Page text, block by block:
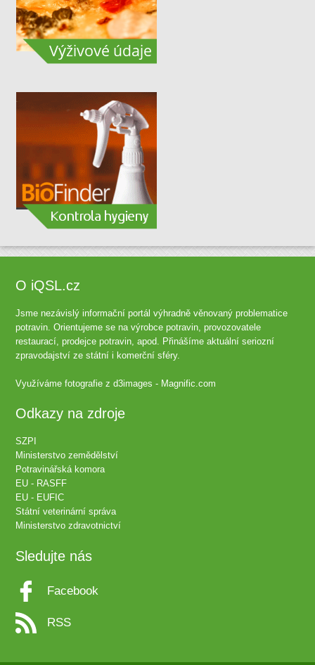
O iQSL.cz
Jsme nezávislý informační portál výhradně věnovaný problematice
potravin. Orientujeme se na výrobce potravin, provozovatele
restaurací, prodejce potravin, apod. Přinášíme aktuální seriozní
zpravodajství ze státní i komerční sféry.
Využíváme fotografie zd3images - Magnific.com
Odkazy na zdroje
SZPI
Ministerstvo zemědělství
Potravinářská komora
EU - RASFF
EU - EUFIC
Státní veterinární správa
Ministerstvo zdravotnictví
Sledujte nás
Facebook
RSS